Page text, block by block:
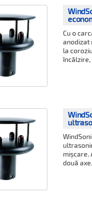
Cu o
anodizat
la
încălzire,
mișcare.
două